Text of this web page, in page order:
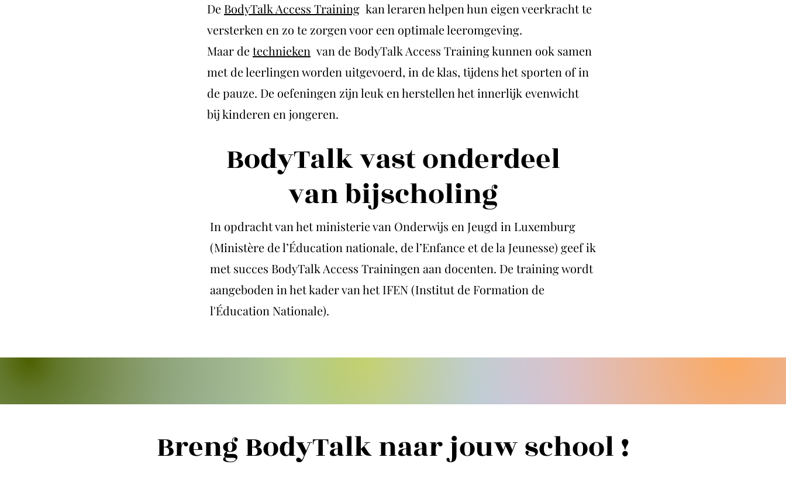
De BodyTalk Access Training kan leraren helpen hun eigen veerkracht te
versterken en zo te zorgen voor een optimale leeromgeving.
Maar detechnieken van de BodyTalk Access Training kunnen ook samen
met de leerlingen worden uitgevoerd, in de klas, tijdens het sporten of in
de pauze. De oefeningen zijn leuk en herstellen het innerlijk evenwicht
bij kinderen en jongeren.
BodyTalk vast onderdeel
van bijscholing
In opdracht van het ministerie van Onderwijs en Jeugd in Luxemburg
(Ministère de l’Éducation nationale, de l’Enfance et de la Jeunesse) geef ik
met succes BodyTalk Access Trainingen aan docenten. De training wordt
aangeboden in het kader van het IFEN (Institut de Formation de
l'Éducation Nationale).
Breng BodyTalk naar jouw school !